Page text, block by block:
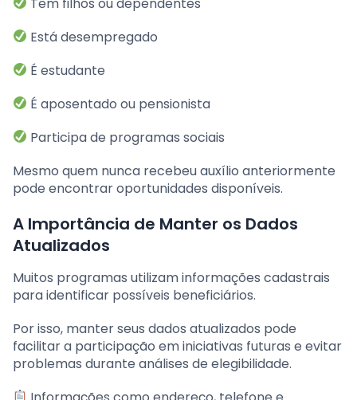
Está desempregado
É estudante
É aposentado ou pensionista
Participa de programas sociais
Mesmo quem nunca recebeu auxílio anteriormente
pode encontrar oportunidades disponíveis.
A Importância de Manter os Dados
Atualizados
Muitos programas utilizam informações cadastrais
para identificar possíveis beneficiários.
Por isso, manter seus dados atualizados pode
facilitar a participação em iniciativas futuras e evitar
problemas durante análises de elegibilidade.